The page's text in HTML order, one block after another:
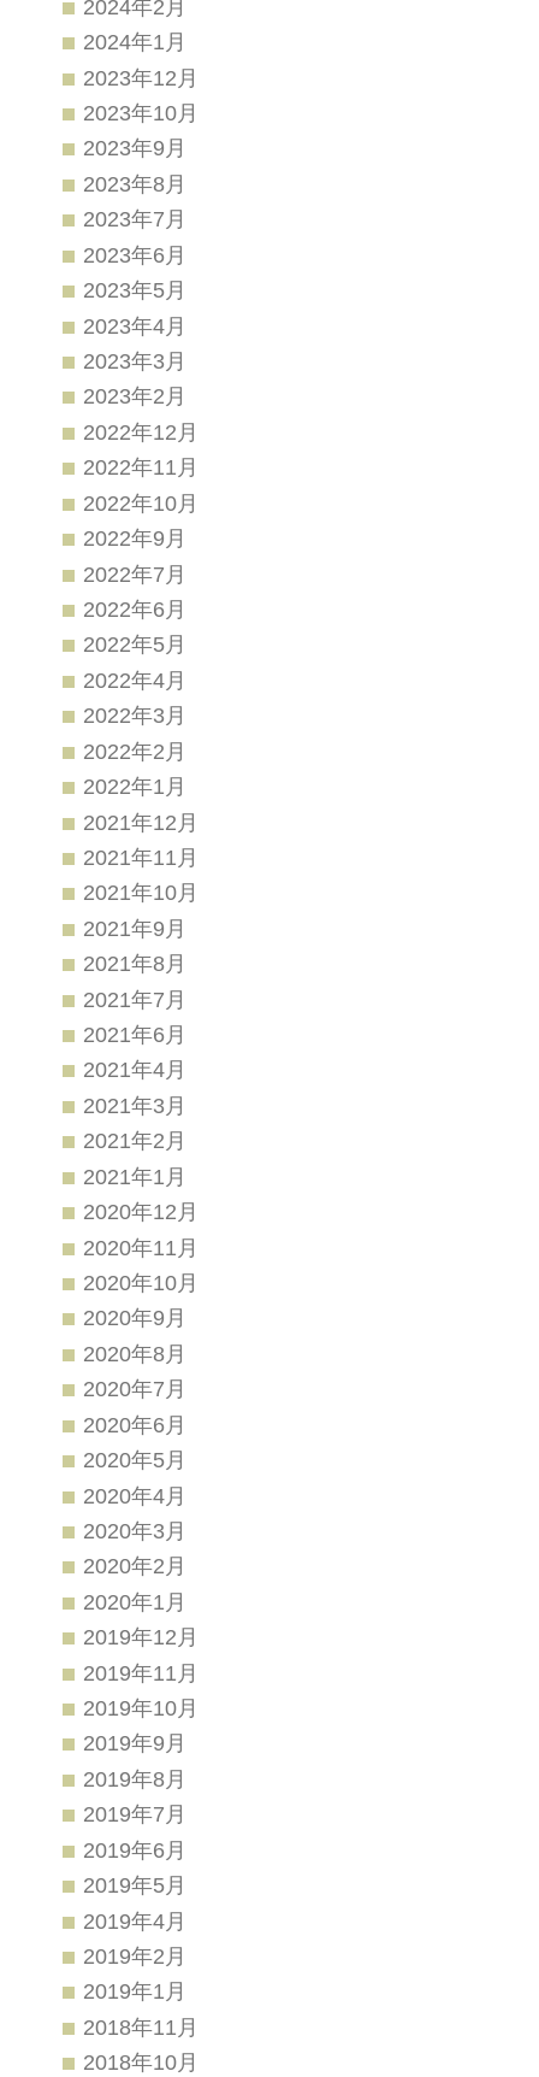
2024年2月
2024年1月
2023年12月
2023年10月
2023年9月
2023年8月
2023年7月
2023年6月
2023年5月
2023年4月
2023年3月
2023年2月
2022年12月
2022年11月
2022年10月
2022年9月
2022年7月
2022年6月
2022年5月
2022年4月
2022年3月
2022年2月
2022年1月
2021年12月
2021年11月
2021年10月
2021年9月
2021年8月
2021年7月
2021年6月
2021年4月
2021年3月
2021年2月
2021年1月
2020年12月
2020年11月
2020年10月
2020年9月
2020年8月
2020年7月
2020年6月
2020年5月
2020年4月
2020年3月
2020年2月
2020年1月
2019年12月
2019年11月
2019年10月
2019年9月
2019年8月
2019年7月
2019年6月
2019年5月
2019年4月
2019年2月
2019年1月
2018年11月
2018年10月